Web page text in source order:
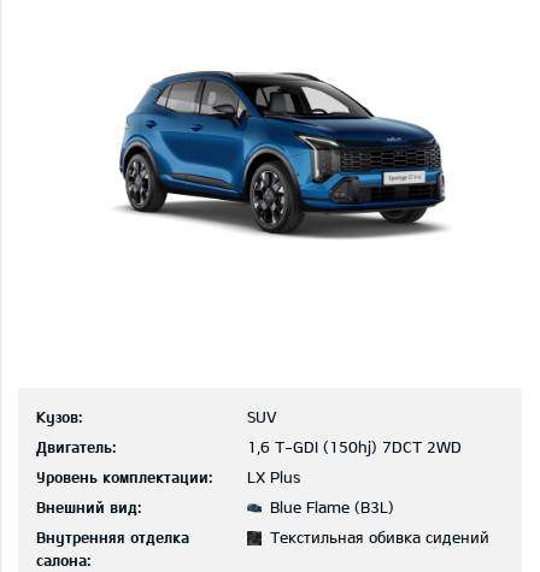
Кузов:
SUV
Двигатель:
1,6 T-GDI (150hj) 7DCT 2WD
Уровень комплектации:
LX Plus
Внешний вид:
Blue Flame (B3L)
Внутренняя отделка
салона:
Текстильная обивка сидений